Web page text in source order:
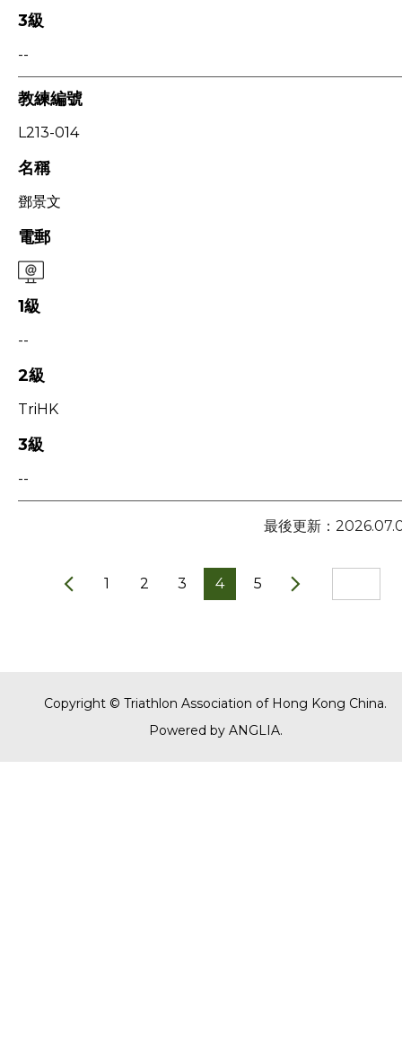
3級
--
教練編號
L213-014
名稱
鄧景文
電郵
1級
--
2級
TriHK
3級
--
最後更新：
1 2 3 4 5
Copyright © Triathlon Association of Hong Kong China.
Powered by ANGLIA.